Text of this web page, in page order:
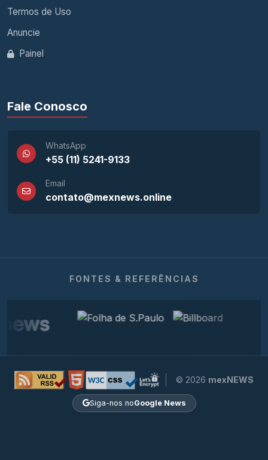
Termos de Uso
Anuncie
Painel
Fale Conosco
WhatsApp
+55 (11) 5241-9133
Email
contato@mexnews.online
FONTES & REFERÊNCIAS
© 2026 mexNEWS
Siga-nos noGoogle News